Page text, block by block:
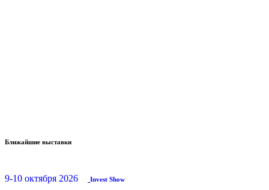
Ближайшие выставки
9-10 октября 2026 Invest Show